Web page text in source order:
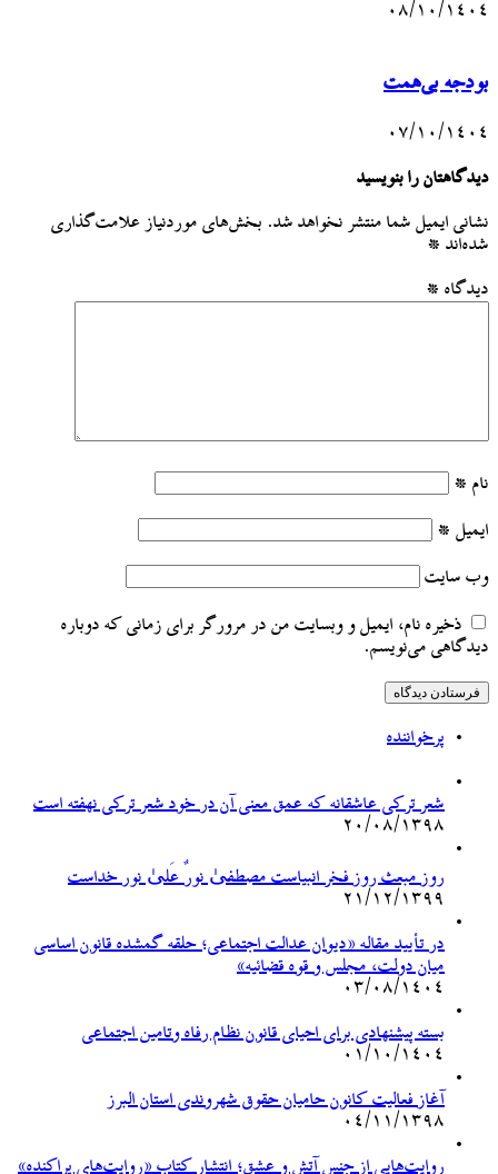
۰۸/۱۰/۱۴۰۴
بودجه بی‌همت
۰۷/۱۰/۱۴۰۴
دیدگاهتان را بنویسید
نشانی ایمیل شما منتشر نخواهد شد. بخش‌های موردنیاز علامت‌گذاری
شده‌اند *
دیدگاه *
نام *
ایمیل *
وب‌ سایت
ذخیره نام، ایمیل و وبسایت من در مرورگر برای زمانی که دوباره
دیدگاهی می‌نویسم.
پرخواننده
شعر ترکی عاشقانه که عمق معنی آن در خود شعر ترکی نهفته است
۲۰/۰۸/۱۳۹۸
روز مبعث روز فخر انبیاست مصطفیٰ نورٌ عَلیٰ نور خداست
۲۱/۱۲/۱۳۹۹
در تأیید مقاله «دیوان عدالت اجتماعی؛ حلقه گمشده قانون اساسی
میان دولت، مجلس و قوه قضائیه»
۰۳/۰۸/۱۴۰۴
بسته پیشنهادی برای احیای قانون نظام رفاه وتامین اجتماعی
۰۱/۱۰/۱۴۰۴
آغاز فعالیت کانون حامیان حقوق شهروندی استان البرز
۰۴/۱۱/۱۳۹۸
روایت‌هایی از جنس آتش و عشق؛ انتشار کتاب «روایت‌های پراکنده»